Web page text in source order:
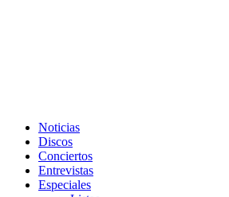
Noticias
Discos
Conciertos
Entrevistas
Especiales